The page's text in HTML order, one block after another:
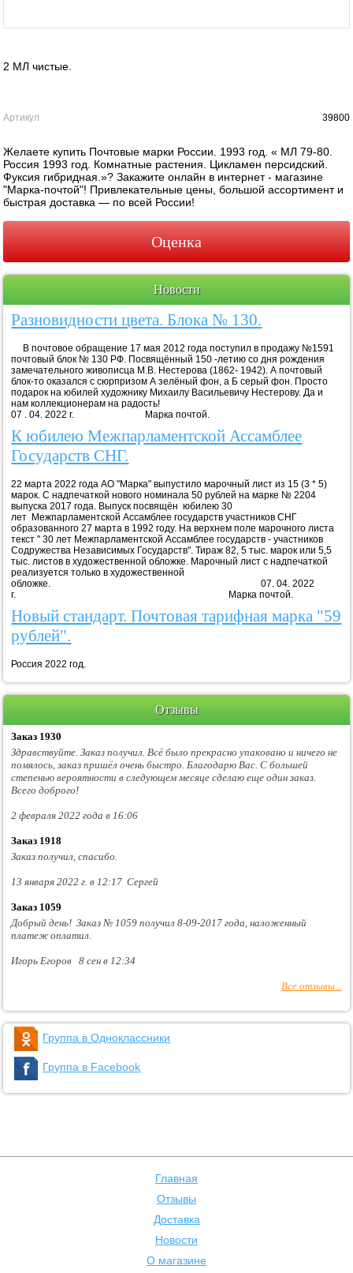
2 МЛ чистые.
Артикул 39800
Желаете купить Почтовые марки России. 1993 год. « МЛ 79-80.
Россия 1993 год. Комнатные растения. Цикламен персидский.
Фуксия гибридная.»? Закажите онлайн в интернет - магазине
"Марка-почтой"! Привлекательные цены, большой ассортимент и
быстрая доставка — по всей России!
Оценка
Новости
Разновидности цвета. Блока № 130.
В почтовое обращение 17 мая 2012 года поступил в продажу №1591
почтовый блок № 130 РФ. Посвящённый 150 -летию со дня рождения
замечательного живописца М.В. Нестерова (1862- 1942). А почтовый
блок-то оказался с сюрпризом А зелёный фон, а Б серый фон. Просто
подарок на юбилей художнику Михаилу Васильевичу Нестерову. Да и
нам коллекционерам на радость!
07 . 04. 2022 г. Марка почтой.
К юбилею Межпарламентской Ассамблее
Государств СНГ.
22 марта 2022 года АО "Марка" выпустило марочный лист из 15 (3 * 5)
марок. С надпечаткой нового номинала 50 рублей на марке № 2204
выпуска 2017 года. Выпуск посвящён юбилею 30
лет Межпарламентской Ассамблее государств участников СНГ
образованного 27 марта в 1992 году. На верхнем поле марочного листа
текст " 30 лет Межпарламентской Ассамблее государств - участников
Содружества Независимых Государств". Тираж 82, 5 тыс. марок или 5,5
тыс. листов в художественной обложке. Марочный лист с надпечаткой
реализуется только в художественной
обложке. 07. 04. 2022
г. Марка почтой.
Новый стандарт. Почтовая тарифная марка "59
рублей".
Россия 2022 год.
Отзывы
Заказ 1930
Здравствуйте. Заказ получил. Всё было прекрасно упаковано и ничего не
помялось, заказ пришёл очень быстро. Благодарю Вас. С большей
степенью вероятности в следующем месяце сделаю еще один заказ.
Всего доброго!
2 февраля 2022 года в 16:06
Заказ 1918
Заказ получил, спасибо.
13 января 2022 г. в 12:17 Сергей
Заказ 1059
Добрый день! Заказ № 1059 получил 8-09-2017 года, наложенный
платеж оплатил.
Игорь Егоров 8 сен в 12:34
Все отзывы...
Группа в Одноклассники
Группа в Facebook
Главная
Отзывы
Доставка
Новости
О магазине